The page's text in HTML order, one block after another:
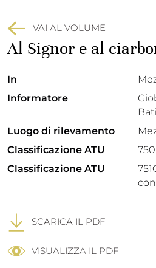
VAI AL VOLUME
Al Signor e al
In
Informatore
Luogo di rilevamento
Classificazione ATU
Classificazione ATU
SCARICA IL PDF
VISUALIZZA IL PDF